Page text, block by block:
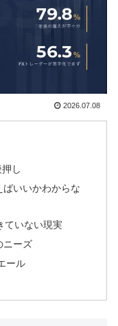
2026.07.08
し
いいかわからな
ていない現実
ニーズ
ール